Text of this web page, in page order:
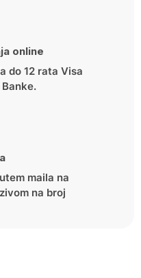
online
do 12 rata Visa
maila na
na broj